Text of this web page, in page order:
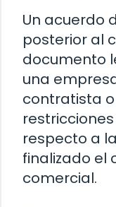
Un acuerdo
posterior al
documento
una
contratista
respecto a
finalizado el
comercial.